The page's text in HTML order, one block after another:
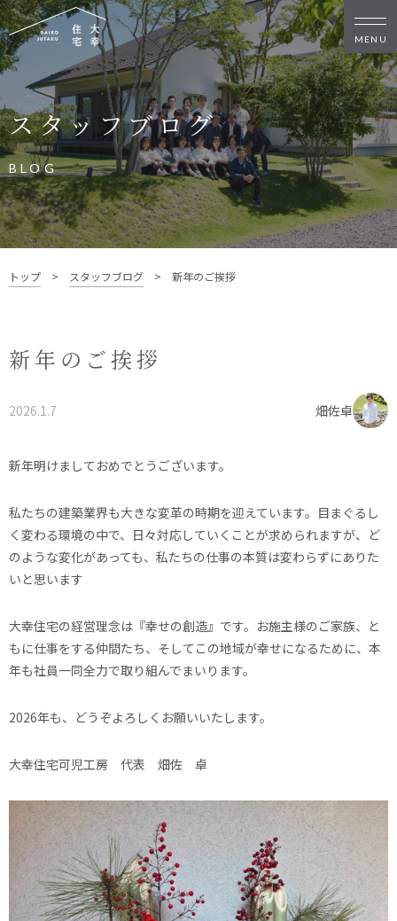
お電話でのご相談はお気軽に
受付時間：9:00～17:00
新築・リノベをお考えの方
家づくりの考え方
家づくりの流れ
施工事例
イベント
お客様の声
モデルハウス
リフォーム・リノベーション
土地をお探しの方
スタッフブログ
オーナー様へ
資料請求・お問い合わせ
スタッフブログ
BLOG
トップ > スタッフブログ > 新年のご挨拶
新年のご挨拶
2026.1.7 畑佐卓
新年明けましておめでとうございます。
私たちの建築業界も大きな変革の時期を迎えています。目まぐるし
く変わる環境の中で、日々対応していくことが求められますが、ど
のような変化があっても、私たちの仕事の本質は変わらずにありた
いと思います
大幸住宅の経営理念は『幸せの創造』です。お施主様のご家族、と
もに仕事をする仲間たち、そしてこの地域が幸せになるために、本
年も社員一同全力で取り組んでまいります。
2026年も、どうぞよろしくお願いいたします。
大幸住宅可児工房 代表 畑佐 卓